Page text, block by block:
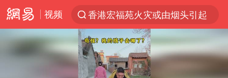
视频
香港宏福苑火灾或由烟头引起
云南一地村民过火把节意外灼伤16人